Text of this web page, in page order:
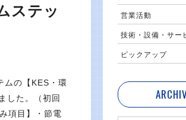
ステッ
ムの【KES・環
した。（初回
項目】・節電
営業活動
技術・設備・サー
ピックアップ